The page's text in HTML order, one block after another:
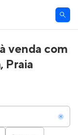
venda com
Praia